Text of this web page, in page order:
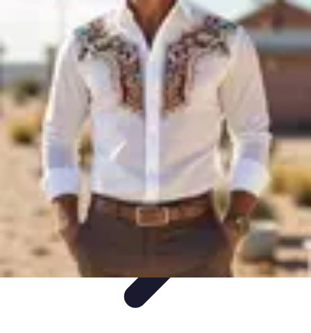
Consejos de ReservaVacaciones en familiaVacaciones en
Consejos para ReservarConsejos de Viaje
Encuentra Tu Hotel